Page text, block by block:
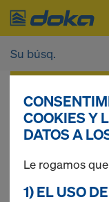
sus
Vigas
COOKIES Y
DATOS A
Le rogamos
1) EL USO